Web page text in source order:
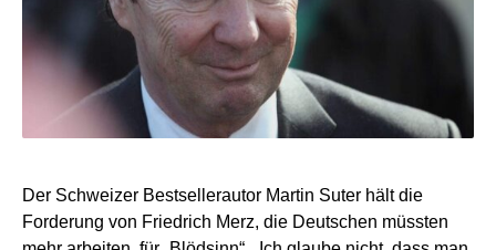
Der Schweizer Bestsellerautor Martin Suter hält die
Forderung von Friedrich Merz, die Deutschen müssten